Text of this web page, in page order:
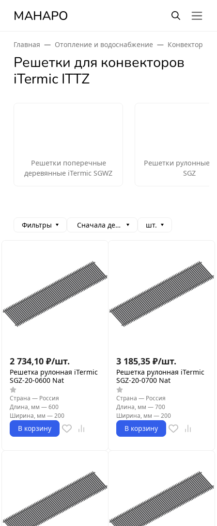
МАНАРО
Главная Отопление и водоснабжение Конвекторы
Решетки для конвекторов
iTermic ITTZ
Решетки поперечные
деревянные iTermic SGWZ
Решетки рулонные
SGZ
Фильтры Сначала дешевые шт.
2 734,10 ₽/шт.
Решетка рулонная iTermic
SGZ-20-0600 Nat
Страна — Россия
Длина, мм —600
Ширина, мм —200
В корзину
3 185,35 ₽/шт.
Решетка рулонная iTermic
SGZ-20-0700 Nat
Страна — Россия
Длина, мм —700
Ширина, мм —200
В корзину